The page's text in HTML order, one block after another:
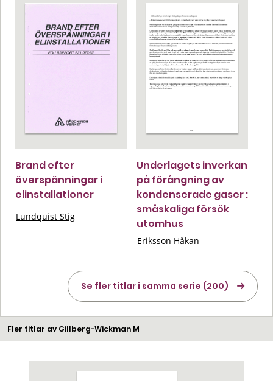
Brand efter
överspänningar i
elinstallationer
Lundquist Stig
Underlagets inverkan
på förångning av
kondenserade gaser :
småskaliga försök
utomhus
Eriksson Håkan
Se fler titlar i samma serie (200)
Fler titlar av Gillberg-Wickman M